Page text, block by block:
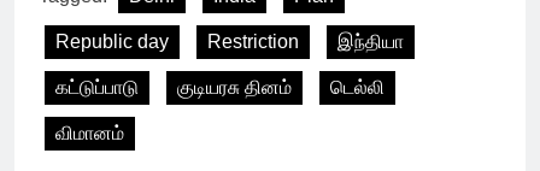
Republic day Restriction இந்தியா
கட்டுப்பாடு குடியரசு தினம் டெல்லி
விமானம்